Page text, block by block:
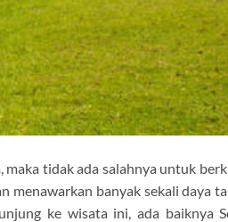
tidak ada salahnya untuk
menawarkan banyak sekali daya
ke wisata ini, ada baiknya